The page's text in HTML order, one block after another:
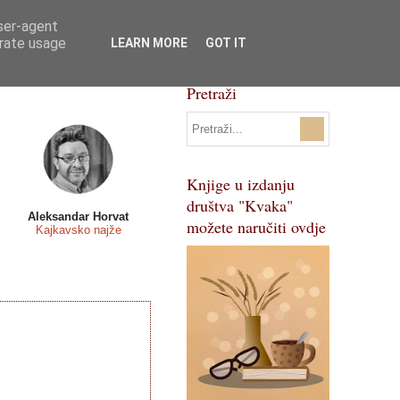
Svi natječaji
Pojmovnik
Aleksandar Horvat
Kajkavsko najže
Pretraži
Knjige u izdanju
društva "Kvaka"
možete naručiti ovdje
agent
usage
LEARN MORE GOT IT